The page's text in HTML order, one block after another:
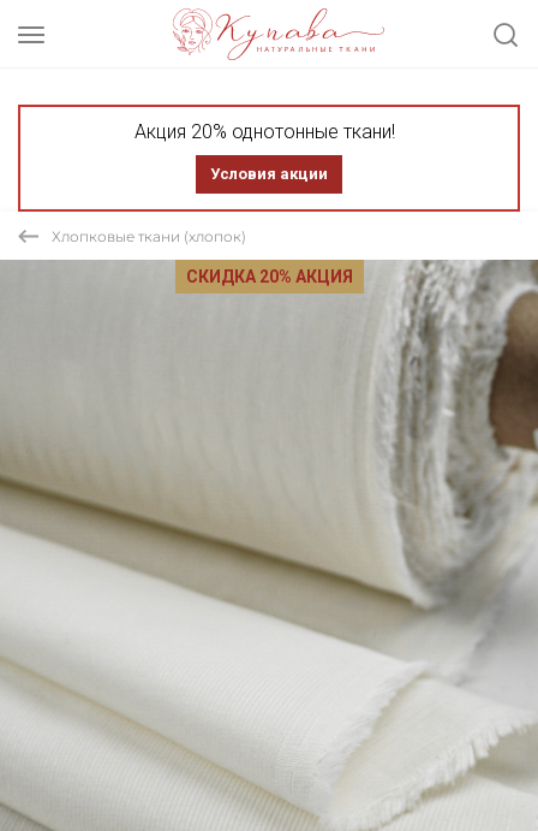
Акция 20% однотонные ткани!
Условия акции
Хлопковые ткани (хлопок)
СКИДКА 20% АКЦИЯ